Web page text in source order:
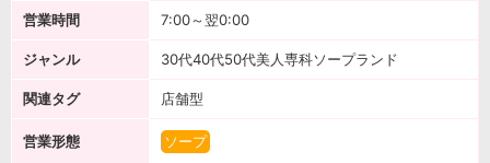
営業時間 7:00～翌0:00
ジャンル 30代40代50代美人専科ソープランド
関連タグ 店舗型
営業形態 ソープ